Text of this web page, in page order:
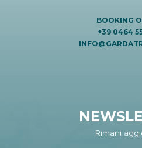
BOOKING
+39 0464
Rimani